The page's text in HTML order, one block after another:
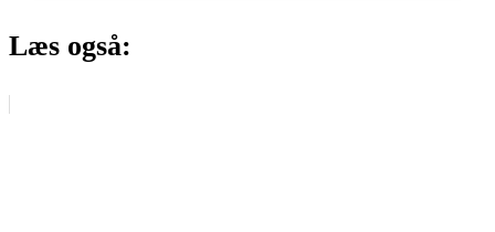
Læs også: